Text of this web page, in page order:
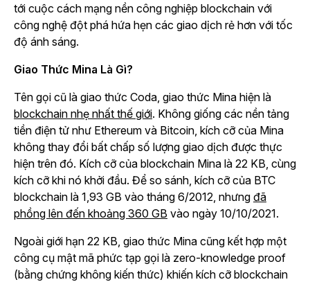
tới cuộc cách mạng nền công nghiệp blockchain với
công nghệ đột phá hứa hẹn các giao dịch rẻ hơn với tốc
độ ánh sáng.
Giao Thức Mina Là Gì?
Tên gọi cũ là giao thức Coda, giao thức Mina hiện là
blockchain nhẹ nhất thế giới. Không giống các nền tảng
tiền điện tử như Ethereum và Bitcoin, kích cỡ của Mina
không thay đổi bất chấp số lượng giao dịch được thực
hiện trên đó. Kích cỡ của blockchain Mina là 22 KB, cùng
kích cỡ khi nó khởi đầu. Để so sánh, kích cỡ của BTC
blockchain là 1,93 GB vào tháng 6/2012, nhưng đã
phồng lên đến khoảng 360 GB vào ngày 10/10/2021.
Ngoài giới hạn 22 KB, giao thức Mina cũng kết hợp một
công cụ mật mã phức tạp gọi là zero-knowledge proof
(bằng chứng không kiến thức) khiến kích cỡ blockchain